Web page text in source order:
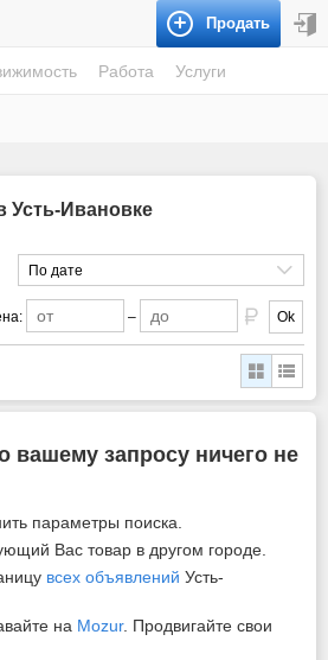
Продать
Работа Услуги
Усть-Ивановке
По дате
– Ok
вашему запросу ничего не
параметры поиска.
Вас товар в другом городе.
всех объявлений Усть-
на Mozur. Продвигайте свои